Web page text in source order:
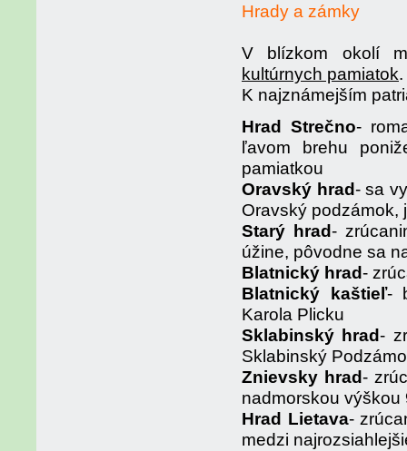
Hrady a zámky
V blízkom okolí
kultúrnych pamiatok.
K najznámejším
Hrad Strečno-
ľavom brehu
pamiatkou
Oravský hrad- sa
Oravský podzámok,
Starý hrad-
úžine, pôvodne sa
Blatnický hrad-
Blatnický kaštieľ-
Karola Plicku
Sklabinský hrad-
Sklabinský
Znievsky hrad-
nadmorskou výškou
Hrad Lietava-
medzi